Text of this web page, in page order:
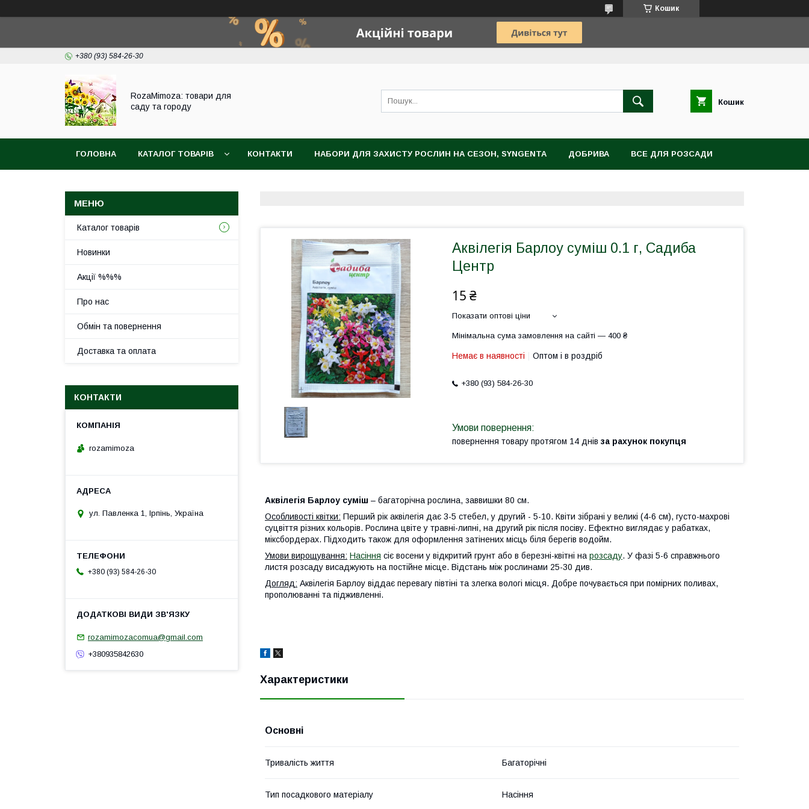
Кошик
+380 (93) 584-26-30
RozaMimoza: товари для
саду та городу
Кошик
ГОЛОВНА КАТАЛОГ ТОВАРІВ КОНТАКТИ НАБОРИ ДЛЯ ЗАХИСТУ РОСЛИН НА СЕЗОН, SYNGENTA ДОБРИВА ВСЕ ДЛЯ РОЗСАДИ
Аквілегія Барлоу суміш 0.1 г, Садиба
Центр
15 ₴
Показати оптові ціни
Мінімальна сума замовлення на сайті — 400 ₴
Немає в наявності Оптом і в роздріб
+380 (93) 584-26-30
повернення товару протягом 14 днів за рахунок покупця
Аквілегія Барлоу суміш – багаторічна рослина, заввишки 80 см.
Особливості квітки: Перший рік аквілегія дає 3-5 стебел, у другий - 5-10. Квіти зібрані у великі (4-6 см), густо-махрові
суцвіття різних кольорів. Рослина цвіте у травні-липні, на другий рік після посіву. Ефектно виглядає у рабатках,
міксбордерах. Підходить також для оформлення затінених місць біля берегів водойм.
Умови вирощування: Насіння сіє восени у відкритий грунт або в березні-квітні нарозсаду. У фазі 5-6 справжнього
листя розсаду висаджують на постійне місце. Відстань між рослинами 25-30 див.
Догляд: Аквілегія Барлоу віддає перевагу півтіні та злегка вологі місця. Добре почувається при помірних поливах,
прополюванні та підживленні.
Характеристики
Основні
Тривалість життя Багаторічні
Тип посадкового матеріалу Насіння
Каталог товарів
Новинки
Акції %%%
Про нас
Обмін та повернення
Доставка та оплата
КОНТАКТИ
rozamimoza
ул. Павленка 1, Ірпінь, Україна
+380 (93) 584-26-30
rozamimozacomua@gmail.com
+380935842630